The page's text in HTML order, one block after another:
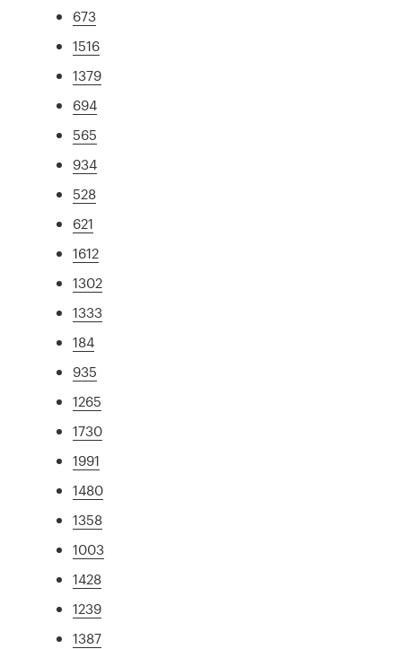
673
1516
1379
694
565
934
528
621
1612
1302
1333
184
935
1265
1730
1991
1480
1358
1003
1428
1239
1387